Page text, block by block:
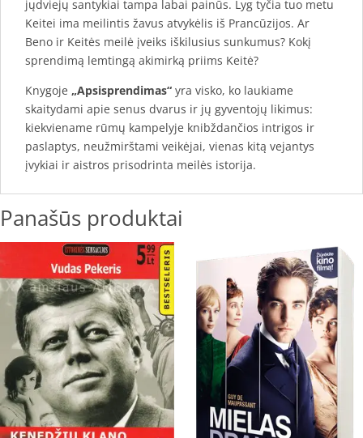
jųdviejų santykiai tampa labai painūs. Lyg tyčia tuo metu
Keitei ima meilintis žavus atvykėlis iš Prancūzijos. Ar
Beno ir Keitės meilė įveiks iškilusius sunkumus? Kokį
sprendimą lemtingą akimirką priims Keitė?
Knygoje „Apsisprendimas“ yra visko, ko laukiame
skaitydami apie senus dvarus ir jų gyventojų likimus:
kiekviename rūmų kampelyje knibždančios intrigos ir
paslaptys, neužmirštami veikėjai, vienas kitą vejantys
įvykiai ir aistros prisodrinta meilės istorija.
Panašūs produktai